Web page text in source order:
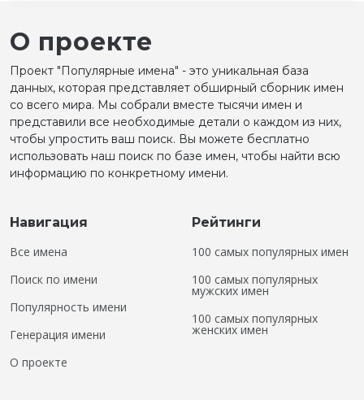
О проекте
Проект "Популярные имена" - это уникальная база
данных, которая представляет обширный сборник имен
со всего мира. Мы собрали вместе тысячи имен и
представили все необходимые детали о каждом из них,
чтобы упростить ваш поиск. Вы можете бесплатно
использовать наш поиск по базе имен, чтобы найти всю
информацию по конкретному имени.
Навигация
Все имена
Поиск по имени
Популярность имени
Генерация имени
О проекте
Рейтинги
100 самых популярных имен
100 самых популярных
мужских имен
100 самых популярных
женских имен